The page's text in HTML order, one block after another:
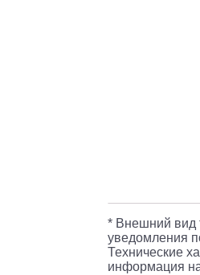
* Внешний вид
уведомления
Технические
информация на